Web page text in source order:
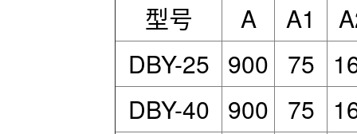
型号 A A1
DBY-25 900 75
DBY-40 900 75